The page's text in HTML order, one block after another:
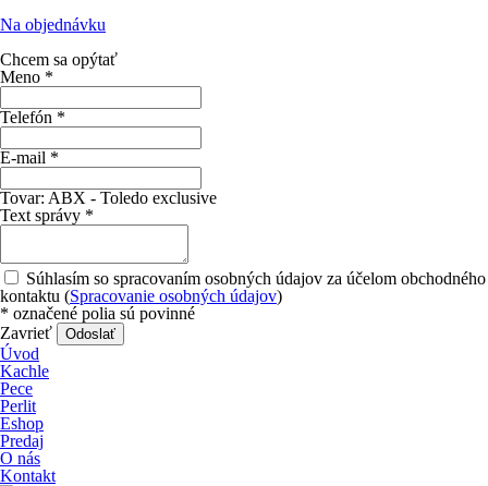
Na objednávku
Chcem sa opýtať
Meno *
Telefón *
E-mail *
Tovar: ABX - Toledo exclusive
Text správy *
Súhlasím so spracovaním osobných údajov za účelom obchodného
kontaktu (Spracovanie osobných údajov)
* označené polia sú povinné
Zavrieť
Odoslať
Úvod
Kachle
Pece
Perlit
Eshop
Predaj
O nás
Kontakt